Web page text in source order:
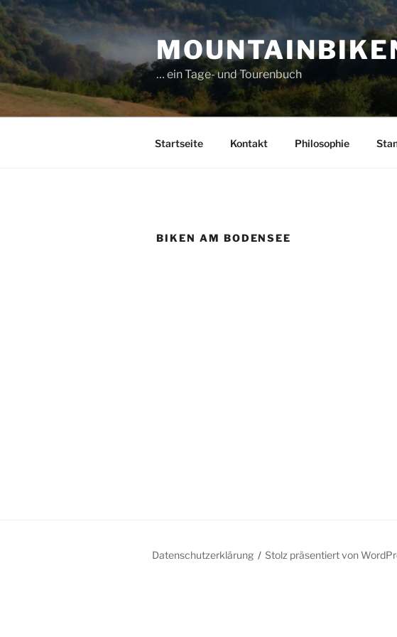
Zum
Inhalt
springen
… ein Tage- und Tourenbuch
Startseite Kontakt Philosophie
BIKEN AM BODENSEE
Datenschutzerklärung Stolz präsentiert von